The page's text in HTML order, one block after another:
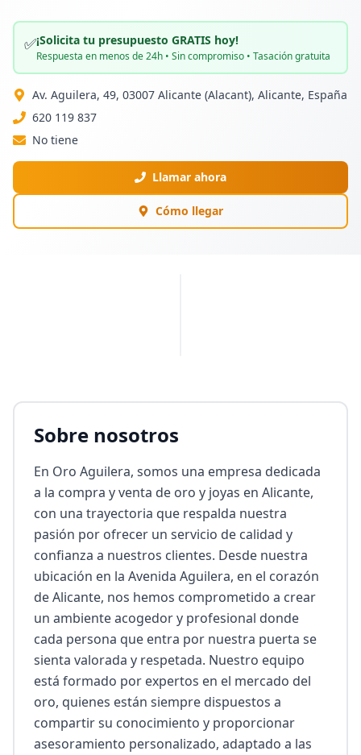
✅¡Solicita tu presupuesto GRATIS hoy!
Respuesta en menos de 24h • Sin compromiso • Tasación gratuita
Av. Aguilera, 49, 03007 Alicante (Alacant), Alicante, España
620 119 837
No tiene
Llamar ahora
Cómo llegar
Sobre nosotros
En Oro Aguilera, somos una empresa dedicada
a la compra y venta de oro y joyas en Alicante,
con una trayectoria que respalda nuestra
pasión por ofrecer un servicio de calidad y
confianza a nuestros clientes. Desde nuestra
ubicación en la Avenida Aguilera, en el corazón
de Alicante, nos hemos comprometido a crear
un ambiente acogedor y profesional donde
cada persona que entra por nuestra puerta se
sienta valorada y respetada. Nuestro equipo
está formado por expertos en el mercado del
oro, quienes están siempre dispuestos a
compartir su conocimiento y proporcionar
asesoramiento personalizado, adaptado a las